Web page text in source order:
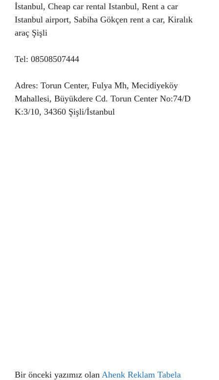
İstanbul, Cheap car rental Istanbul, Rent a car
Istanbul airport, Sabiha Gökçen rent a car, Kiralık
araç Şişli
Tel: 08508507444
Adres: Torun Center, Fulya Mh, Mecidiyeköy
Mahallesi, Büyükdere Cd. Torun Center No:74/D
K:3/10, 34360 Şişli/İstanbul
Bir önceki yazımız olan Ahenk Reklam Tabela